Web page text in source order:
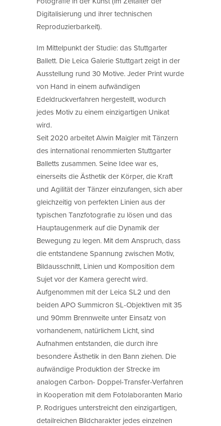
Digitalisierung und ihrer technischen
Reproduzierbarkeit).
Im Mittelpunkt der Studie: das Stuttgarter
Ballett. Die Leica Galerie Stuttgart zeigt in der
Ausstellung rund 30 Motive. Jeder Print wurde
von Hand in einem aufwändigen
Edeldruckverfahren hergestellt, wodurch
jedes Motiv zu einem einzigartigen Unikat
wird.
Seit 2020 arbeitet Alwin Maigler mit Tänzern
des international renommierten Stuttgarter
Balletts zusammen. Seine Idee war es,
einerseits die Ästhetik der Körper, die Kraft
und Agilität der Tänzer einzufangen, sich aber
gleichzeitig von perfekten Linien aus der
typischen Tanzfotografie zu lösen und das
Hauptaugenmerk auf die Dynamik der
Bewegung zu legen. Mit dem Anspruch, dass
die entstandene Spannung zwischen Motiv,
Bildausschnitt, Linien und Komposition dem
Sujet vor der Kamera gerecht wird.
Aufgenommen mit der Leica SL2 und den
beiden APO Summicron SL-Objektiven mit 35
und 90mm Brennweite unter Einsatz von
vorhandenem, natürlichem Licht, sind
Aufnahmen entstanden, die durch ihre
besondere Ästhetik in den Bann ziehen. Die
aufwändige Produktion der Strecke im
analogen Carbon- Doppel-Transfer-Verfahren
in Kooperation mit dem Fotolaboranten Mario
P. Rodrigues unterstreicht den einzigartigen,
detailreichen Bildcharakter jedes einzelnen